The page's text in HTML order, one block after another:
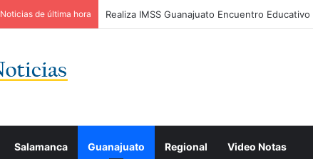
Noticias de última hora Realiza IMSS Guanajuato Encuentro
Salamanca Guanajuato Regional Video Notas